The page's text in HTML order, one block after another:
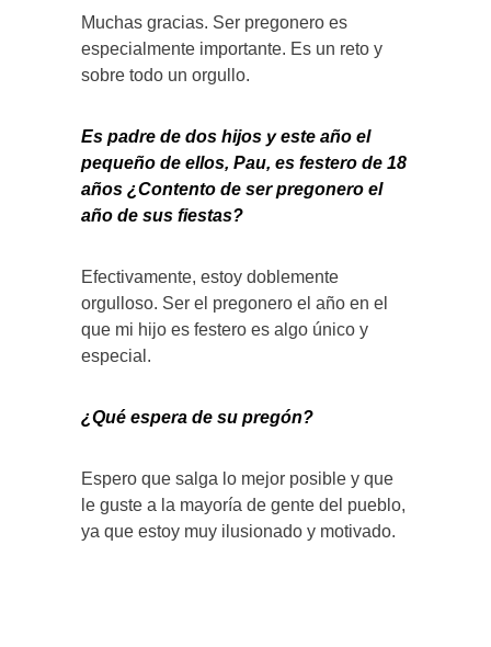
Muchas gracias. Ser pregonero es
especialmente importante. Es un reto y
sobre todo un orgullo.
Es padre de dos hijos y este año el
pequeño de ellos, Pau, es festero de 18
años ¿Contento de ser pregonero el
año de sus fiestas?
Efectivamente, estoy doblemente
orgulloso. Ser el pregonero el año en el
que mi hijo es festero es algo único y
especial.
¿Qué espera de su pregón?
Espero que salga lo mejor posible y que
le guste a la mayoría de gente del pueblo,
ya que estoy muy ilusionado y motivado.